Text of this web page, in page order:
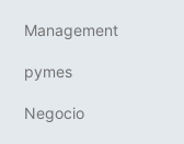
Management
pymes
Negocio